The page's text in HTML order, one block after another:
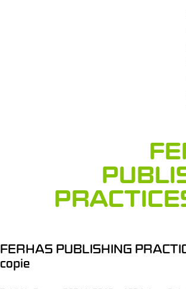
FERHAS PUBLISHING
copie